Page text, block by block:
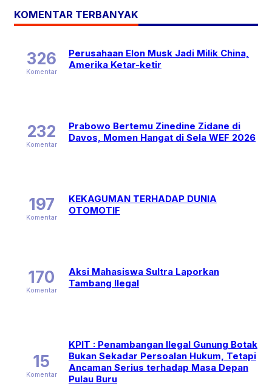
KOMENTAR TERBANYAK
Perusahaan Elon Musk Jadi Milik China,
Amerika Ketar-ketir
326
Komentar
Prabowo Bertemu Zinedine Zidane di
Davos, Momen Hangat di Sela WEF 2026
232
Komentar
KEKAGUMAN TERHADAP DUNIA
OTOMOTIF
197
Komentar
Aksi Mahasiswa Sultra Laporkan
Tambang Ilegal
170
Komentar
KPIT : Penambangan Ilegal Gunung Botak
Bukan Sekadar Persoalan Hukum, Tetapi
Ancaman Serius terhadap Masa Depan
Pulau Buru
15
Komentar